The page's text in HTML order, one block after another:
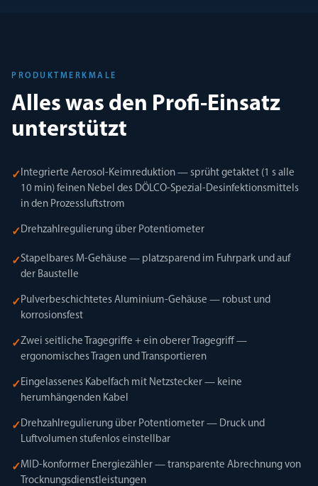
PRODUKTMERKMALE
Alles was den Profi-Einsatz
unterstützt
✓ Integrierte Aerosol-Keimreduktion — sprüht getaktet (1 s alle
10 min) feinen Nebel des DÖLCO-Spezial-Desinfektionsmittels
in den Prozessluftstrom
✓ Drehzahlregulierung über Potentiometer
✓ Stapelbares M-Gehäuse — platzsparend im Fuhrpark und auf
der Baustelle
✓ Pulverbeschichtetes Aluminium-Gehäuse — robust und
korrosionsfest
✓Zwei seitliche Tragegriffe + ein oberer Tragegriff —
ergonomisches Tragen und Transportieren
✓ Eingelassenes Kabelfach mit Netzstecker — keine
herumhängenden Kabel
✓ Drehzahlregulierung über Potentiometer — Druck und
Luftvolumen stufenlos einstellbar
✓ MID-konformer Energiezähler — transparente Abrechnung von
Trocknungsdienstleistungen